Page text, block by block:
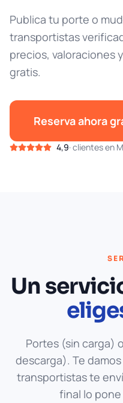
Publica tu porte o
transportistas
precios, valoraciones
gratis.
Reserva ahora
4,9· clientes en
Un
Portes (sin carga)
descarga). Te
transportistas te
final lo